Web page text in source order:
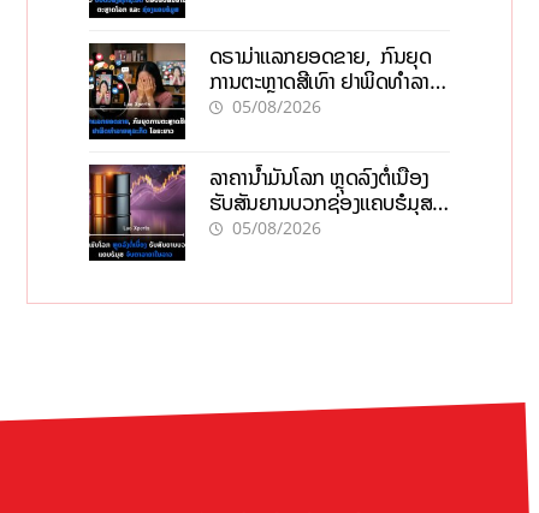
ດຣາມ່າແລກຍອດຂາຍ, ກົນຍຸດ
ການຕະຫຼາດສີເທົາ ຢາພິດທຳລາຍ
ທຸລະກິດ ໄລຍະຍາວ
05/08/2026
ລາຄານ້ຳມັນໂລກ ຫຼຸດລົງຕໍ່ເນື່ອງ
ຮັບສັນຍານບວກຊ່ອງແຄບຮໍມຸສ
ຈັບຕາລາຄາໃນລາວ
05/08/2026